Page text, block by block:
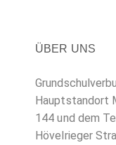
ÜBER UNS
Hauptstandort
144 und dem
Hövelrieger